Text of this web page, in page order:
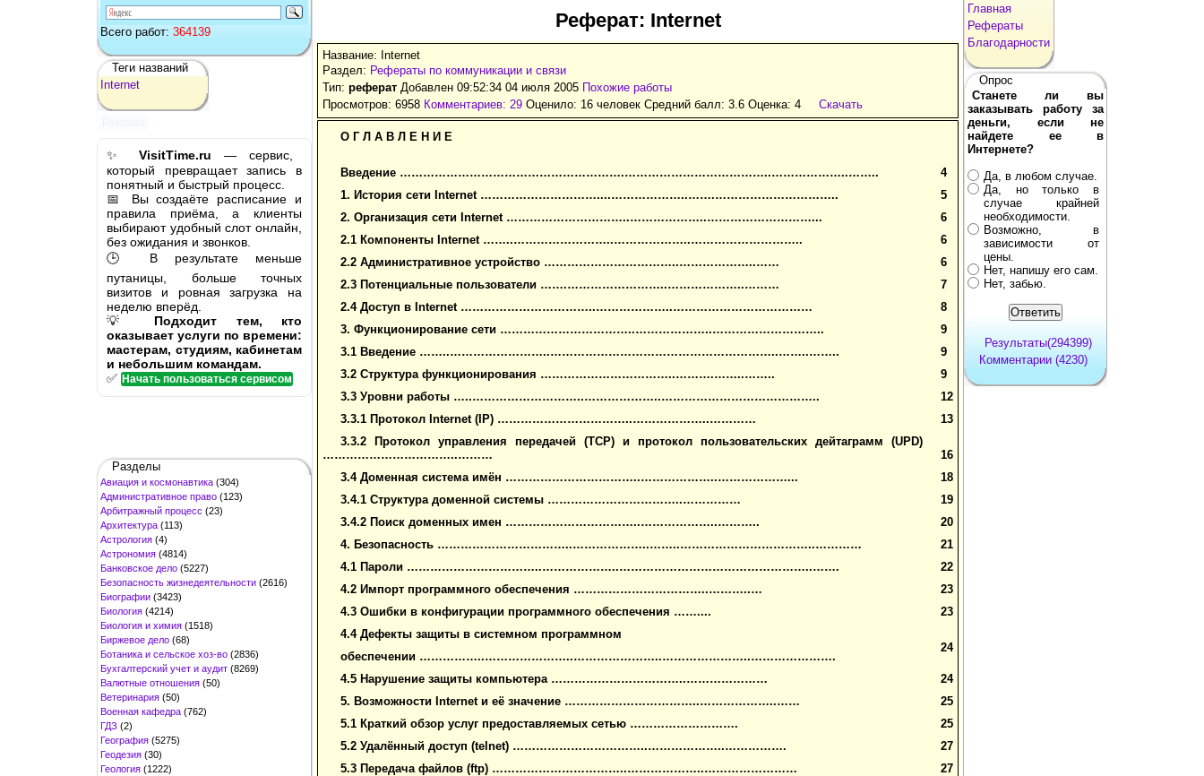
Всего работ: 364139
Теги названий
Internet
✨ VisitTime.ru — сервис,
который превращает запись в
понятный и быстрый процесс.
📅 Вы создаёте расписание и
правила приёма, а клиенты
выбирают удобный слот онлайн,
без ожидания и звонков.
🕒 В результате меньше
путаницы, больше точных
визитов и ровная загрузка на
неделю вперёд.
💡 Подходит тем, кто
оказывает услуги по времени:
мастерам, студиям, кабинетам
и небольшим командам.
✅ Начать пользоваться сервисом
Разделы
Авиация и космонавтика (304)
Административное право (123)
Арбитражный процесс (23)
Архитектура (113)
Астрология (4)
Астрономия (4814)
Банковское дело (5227)
Безопасность жизнедеятельности (2616)
Биографии (3423)
Биология (4214)
Биология и химия (1518)
Биржевое дело (68)
Ботаника и сельское хоз-во (2836)
Бухгалтерский учет и аудит (8269)
Валютные отношения (50)
Ветеринария (50)
Военная кафедра (762)
ГДЗ (2)
География (5275)
Геодезия (30)
Геология (1222)
Реферат: Internet
Название: Internet
Раздел: Рефераты по коммуникации и связи
Тип: реферат Добавлен 09:52:34 04 июля 2005 Похожие работы
Просмотров: 6958 Комментариев: 29 Оценило: 16 человек Средний балл: 3.6 Оценка: 4 Скачать
О Г Л А В Л Е Н И Е
Введение ………………………………………………….………………………………..………………..……..
4
1. История сети Internet …………………………....………………..…….…………………………..
5
2. Организация сети Internet …………………………..………………..………………………...
6
2.1 Компоненты Internet ……..……………………..………………..………………………..
6
2.2 Административное устройство ……………………………..………………..……
6
2.3 Потенциальные пользователи …….……………………..………………..………
7
2.4 Доступ в Internet ……………………………..………………..………………………………
8
3. Функционирование сети ……………………………..………………..………………………..
9
3.1 Введение ……..……………………..…………………………………………………..……..……..
9
3.2 Структура функционирования ……………………………..……….……..……..
9
3.3 Уровни работы …..………………………..………………..…………………………………..
12
3.3.1 Протокол Internet (IP) ……………………………..………………..…………
13
3.3.2 Протокол управления передачей (TCP) и протокол пользовательских дейтаграмм (UPD)
……………………………..………
16
3.4 Доменная система имён ……………………………..………………..………………...
18
3.4.1 Структура доменной системы ……………………………..……………
19
3.4.2 Поиск доменных имен ……………………………..………………..………..
20
4. Безопасность ……………………………..………………..……..……………………………..…………
21
4.1 Пароли ……………………………..………………..…………………………………………..…….
22
4.2 Импорт программного обеспечения ……………………………..………..…
23
4.3 Ошибки в конфигурации программного обеспечения ……....
23
4.4 Дефекты защиты в системном программном
обеспечении ……………..…………………..…………………..…………………..………………….
24
4.5 Нарушение защиты компьютера ……………………………..…………………
24
5. Возможности Internetи её значение ……………………………..………………..……
25
5.1 Краткий обзор услуг предоставляемых сетью ……………………….
25
5.2 Удалённый доступ (telnet) ……………………………..………………..…………….
27
5.3 Передача файлов (ftp) ……………………………..………………..……………………
27
Главная
Рефераты
Благодарности
Опрос
Станете ли вы
заказывать работу за
деньги, если не
найдете ее в
Интернете?
Да, в любом случае.
Да, но только в
случае крайней
необходимости.
Возможно, в
зависимости от
цены.
Нет, напишу его сам.
Нет, забью.
Результаты(294399)
Комментарии (4230)